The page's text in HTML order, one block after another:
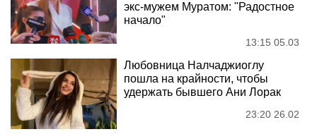
экс-мужем Муратом: "Радостное
начало"
13:15 05.03
Любовница Налчаджиоглу
пошла на крайности, чтобы
удержать бывшего Ани Лорак
23:20 26.02